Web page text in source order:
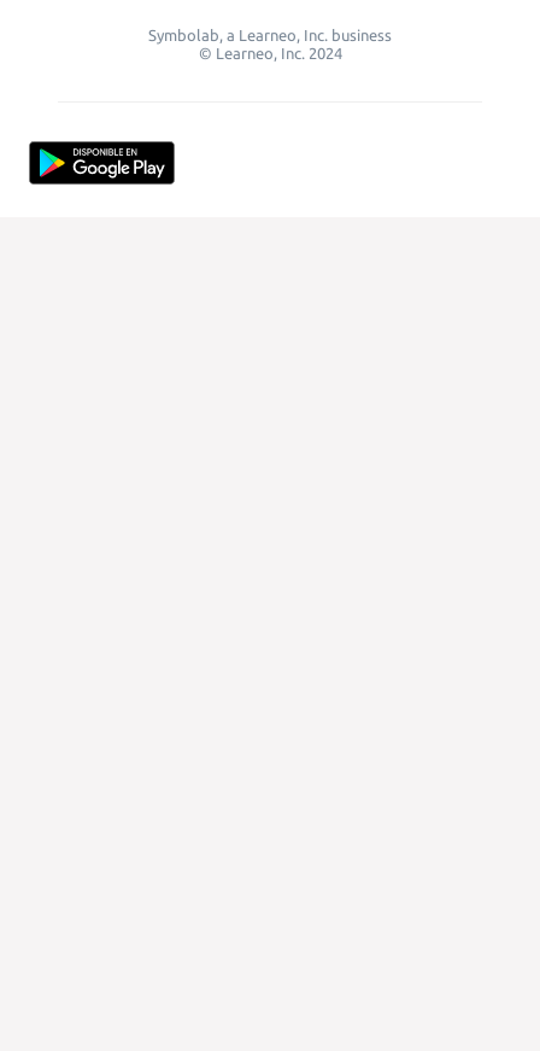
Symbolab, a Learneo, Inc. business
© Learneo, Inc. 2024